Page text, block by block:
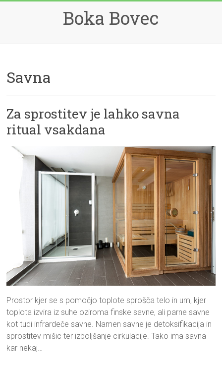
Boka Bovec
Savna
Za sprostitev je lahko savna
ritual vsakdana
Prostor kjer se s pomočjo toplote sprošča telo in um, kjer
toplota izvira iz suhe oziroma finske savne, ali parne savne
kot tudi infrardeče savne. Namen savne je detoksifikacija in
sprostitev mišic ter izboljšanje cirkulacije. Tako ima savna
kar nekaj…